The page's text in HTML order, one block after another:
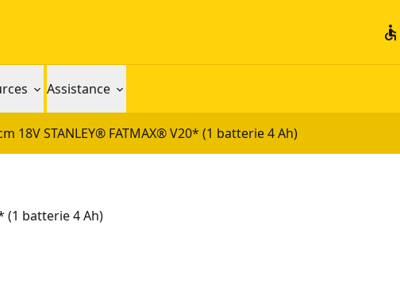
accessible
Assistance
18V STANLEY® FATMAX® V20* (1 batterie 4 Ah)
(1 batterie 4 Ah)